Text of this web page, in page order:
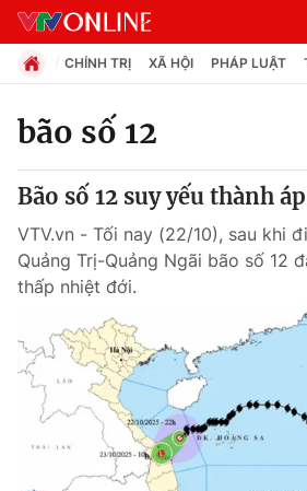
Chuyên mục
Xã hội
Pháp luật
Y tế
Thế giới
CHÍNH TRỊ XÃ HỘI PHÁP LUẬT
bão số 12
Bão số 12 suy yếu thành
VTV.vn - Tối nay (22/10), sau khi
Quảng Trị-Quảng Ngãi bão số 12
thấp nhiệt đới.